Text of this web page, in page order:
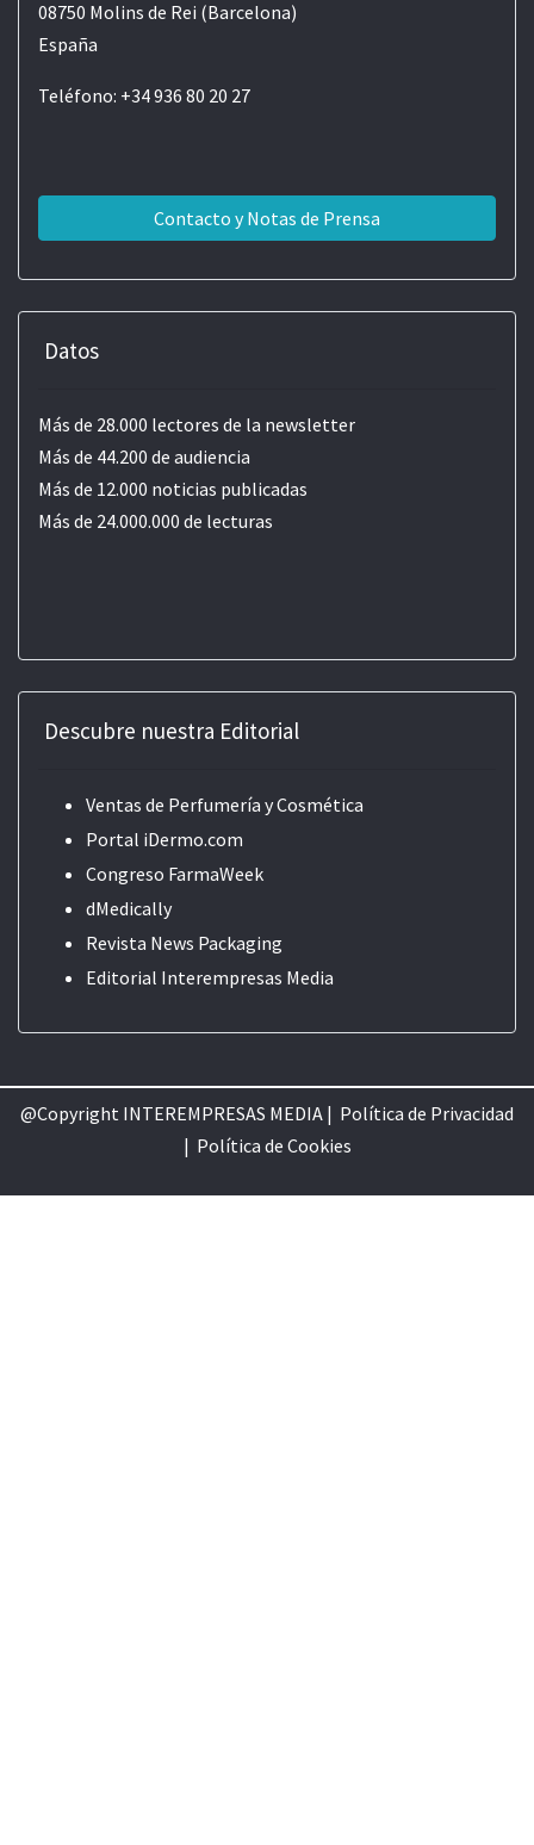
08750 Molins de Rei (Barcelona)
España
Teléfono: +34 936 80 20 27
Contacto y Notas de Prensa
Datos
Más de 28.000 lectores de la newsletter
Más de 44.200 de audiencia
Más de 12.000 noticias publicadas
Más de 24.000.000 de lecturas
Descubre nuestra Editorial
Ventas de Perfumería y Cosmética
Portal iDermo.com
Congreso FarmaWeek
dMedically
Revista News Packaging
Editorial Interempresas Media
@Copyright INTEREMPRESAS MEDIA | Política de Privacidad
| Política de Cookies